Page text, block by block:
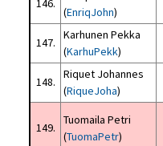
146.
(EnriqJohn)
147.
Karhunen Pekka
(KarhuPekk)
148.
Riquet Johannes
(RiqueJoha)
149.
Tuomaila Petri
(TuomaPetr)